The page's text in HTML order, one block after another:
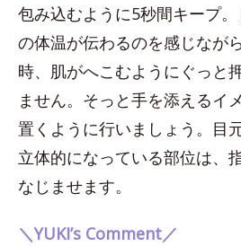
包み込むように5秒間キープ
の体温が伝わるのを感じなが
時、肌がへこむようにぐっと
ません。そっと手を添えるイ
置くように行いましょう。目
立体的になっている部位は、
なじませます。
＼YUKI’s Comment／